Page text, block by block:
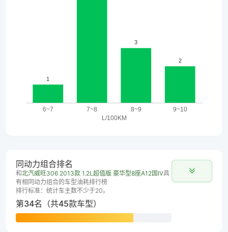
同动力组合排名
和北汽威旺306 2013款 1.2L超值版 豪华型8座A12国IV具
有相同动力组合的车型油耗排行榜
排行标准：统计车主数不少于20。
第34名（共45款车型）